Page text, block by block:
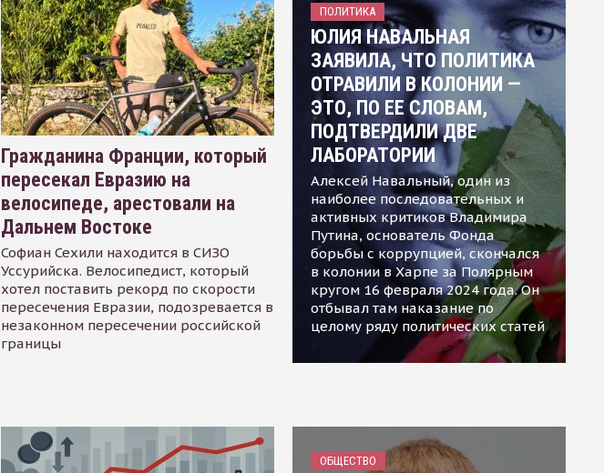
Гражданина Франции, который
пересекал Евразию на
велосипеде, арестовали на
Дальнем Востоке
Софиан Сехили находится в СИЗО
Уссурийска. Велосипедист, который
хотел поставить рекорд по скорости
пересечения Евразии, подозревается в
незаконном пересечении российской
границы
ПОЛИТИКА
ЮЛИЯ НАВАЛЬНАЯ
ЗАЯВИЛА, ЧТО ПОЛИТИКА
ОТРАВИЛИ В КОЛОНИИ —
ЭТО, ПО ЕЕ СЛОВАМ,
ПОДТВЕРДИЛИ ДВЕ
ЛАБОРАТОРИИ
Алексей Навальный, один из
наиболее последовательных и
активных критиков Владимира
Путина, основатель Фонда
борьбы с коррупцией, скончался
в колонии в Харпе за Полярным
кругом 16 февраля 2024 года. Он
отбывал там наказание по
целому ряду политических статей
ОБЩЕСТВО